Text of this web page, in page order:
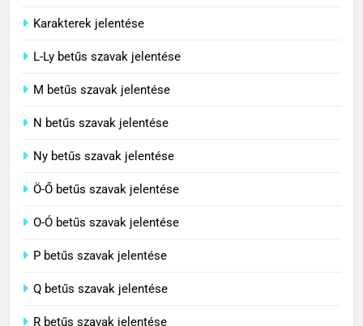
C BETŰS SZAVAK JELENTÉSE
8
Centenárium jelentése
Karakterek jelentése
L-Ly betűs szavak jelentése
M betűs szavak jelentése
N betűs szavak jelentése
Ny betűs szavak jelentése
Ö-Ő betűs szavak jelentése
O-Ó betűs szavak jelentése
P betűs szavak jelentése
Q betűs szavak jelentése
R betűs szavak jelentése